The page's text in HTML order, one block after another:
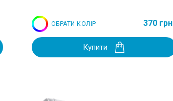
ОБРАТИ КОЛІР 370 грн
Купити